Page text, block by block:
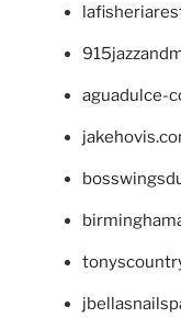
aguadulce-